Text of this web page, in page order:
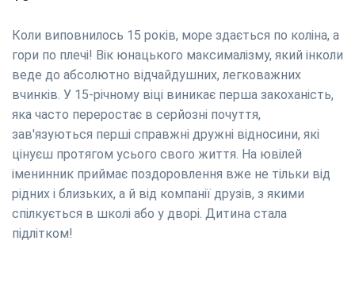
Коли виповнилось 15 років, море здається по коліна, а
гори по плечі! Вік юнацького максималізму, який інколи
веде до абсолютно відчайдушних, легковажних
вчинків. У 15-річному віці виникає перша закоханість,
яка часто переростає в серйозні почуття,
зав'язуються перші справжні дружні відносини, які
цінуєш протягом усього свого життя. На ювілей
іменинник приймає поздоровлення вже не тільки від
рідних і близьких, а й від компанії друзів, з якими
спілкується в школі або у дворі. Дитина стала
підлітком!